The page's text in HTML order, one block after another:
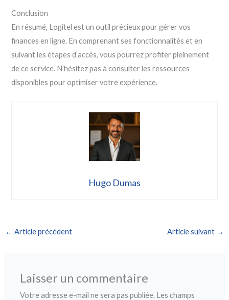
Conclusion
En résumé, Logitel est un outil précieux pour gérer vos
finances en ligne. En comprenant ses fonctionnalités et en
suivant les étapes d’accès, vous pourrez profiter pleinement
de ce service. N’hésitez pas à consulter les ressources
disponibles pour optimiser votre expérience.
Hugo Dumas
← Article précédent Article suivant →
Laisser un commentaire
Votre adresse e-mail ne sera pas publiée. Les champs